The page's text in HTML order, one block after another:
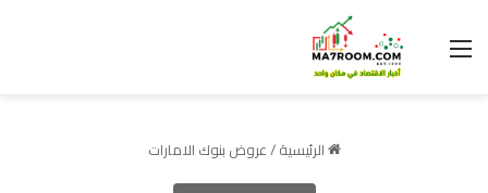
القائمة
الرئيسية/عروض بنوك الامارات